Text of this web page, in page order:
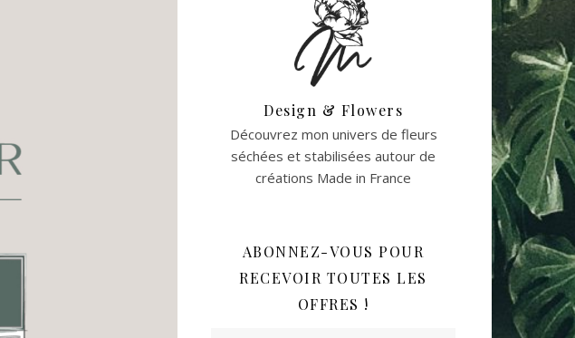
Design & Flowers
Découvrez mon univers de fleurs
séchées et stabilisées autour de
créations Made in France
ABONNEZ-VOUS POUR
RECEVOIR TOUTES LES
OFFRES !